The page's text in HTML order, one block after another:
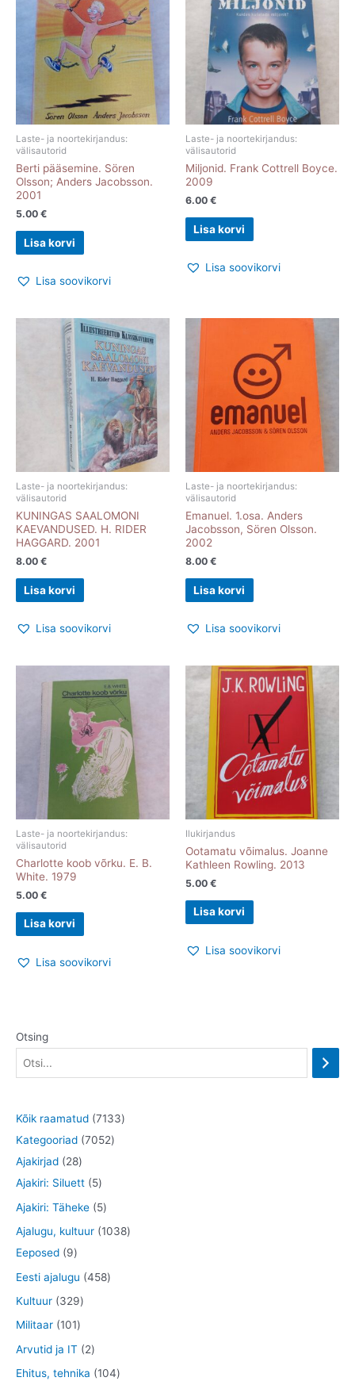
Laste- ja noortekirjandus:
välisautorid
Berti pääsemine. Sören
Olsson; Anders Jacobsson.
2001
5.00 €
Lisa korvi
Lisa soovikorvi
Laste- ja noortekirjandus:
välisautorid
Miljonid. Frank Cottrell Boyce.
2009
6.00 €
Lisa korvi
Lisa soovikorvi
Laste- ja noortekirjandus:
välisautorid
KUNINGAS SAALOMONI
KAEVANDUSED. H. RIDER
HAGGARD. 2001
8.00 €
Lisa korvi
Lisa soovikorvi
Laste- ja noortekirjandus:
välisautorid
Emanuel. 1.osa. Anders
Jacobsson, Sören Olsson.
2002
8.00 €
Lisa korvi
Lisa soovikorvi
Laste- ja noortekirjandus:
välisautorid
Charlotte koob võrku. E. B.
White. 1979
5.00 €
Lisa korvi
Lisa soovikorvi
Ilukirjandus
Ootamatu võimalus. Joanne
Kathleen Rowling. 2013
5.00 €
Lisa korvi
Lisa soovikorvi
Otsing
Kõik raamatud 71337
o
Kategooriad 70527
t
Ajakirjad 282
8
t
t
Ajakiri: Siluett 55
t
o
Ajakiri: Täheke 55
t
o
Ajalugu, kultuur 10381
Eeposed 99
t
o
t
Eesti ajalugu 4584
Kultuur 3293
2
9
Militaar 1011
0
1
Arvutid ja IT 22
Ehitus, tehnika 1041